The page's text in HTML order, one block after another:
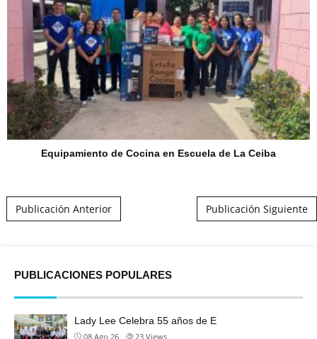
Equipamiento de Cocina en Escuela de La Ceiba
Publicación Anterior Publicación Siguiente
PUBLICACIONES POPULARES
Lady Lee Celebra 55 años de E
08 Ago 26 23 Views